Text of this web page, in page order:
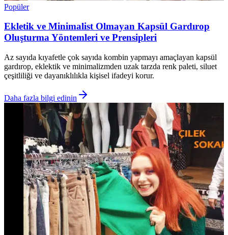
Popüler
Ekletik ve Minimalist Olmayan Kapsül Gardırop
Oluşturma Yöntemleri ve Prensipleri
Az sayıda kıyafetle çok sayıda kombin yapmayı amaçlayan kapsül
gardırop, eklektik ve minimalizmden uzak tarzda renk paleti, siluet
çeşitliliği ve dayanıklılıkla kişisel ifadeyi korur.
Daha fazla bilgi edinin